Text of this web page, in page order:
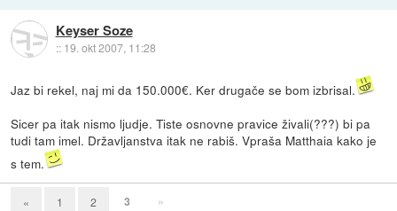
Keyser Soze
:: 19. okt 2007, 11:28
Jaz bi rekel, naj mi da 150.000€. Ker drugače se bom izbrisal.
Sicer pa itak nismo ljudje. Tiste osnovne pravice živali(???) bi pa
tudi tam imel. Državljanstva itak ne rabiš. Vpraša Matthaia kako je
s tem.
« 1 2 3 »